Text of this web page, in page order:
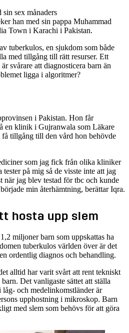
sex månaders
han med sin pappa Muhammad
Town i Karachi i Pakistan.
tuberkulos, en sjukdom som både
med tillgång till rätt resurser. Ett
svårare att diagnosticera barn än
ligga i algoritmer?
i Pakistan. Hon får
en klinik i Gujranwala som Läkare
tillgång till den vård hon behövde
som jag fick från olika kliniker
på mig så de visste inte att jag
när jag blev testad för tbc och kunde
min återhämtning, berättar Iqra.
hosta upp slem
miljoner barn som uppskattas ha
tuberkulos världen över är det
ordentlig diagnos och behandling.
alltid har varit svårt att rent tekniskt
Det vanligaste sättet att ställa
och medelinkomstländer är
upphostning i mikroskop. Barn
med slem som behövs för att göra